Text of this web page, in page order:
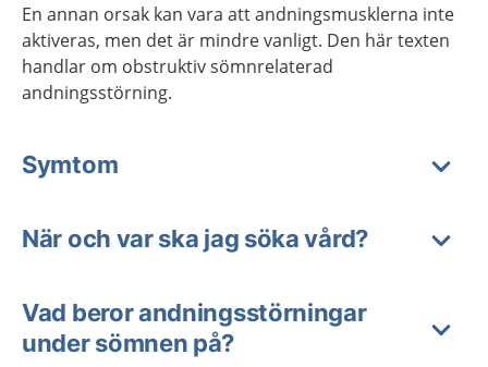
En annan orsak kan vara att andningsmusklerna inte
aktiveras, men det är mindre vanligt. Den här texten
handlar om obstruktiv sömnrelaterad
andningsstörning.
Symtom
När och var ska jag söka vård?
Vad beror andningsstörningar
under sömnen på?